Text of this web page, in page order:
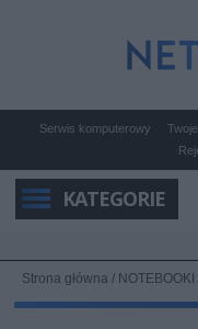
Serwis komputerowy
KATEGORIE
Strona główna / NOTEBOOKI